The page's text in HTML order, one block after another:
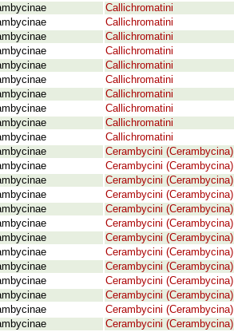
Callichromatini
Callichromatini
Callichromatini
Callichromatini
Callichromatini
Callichromatini
Callichromatini
Callichromatini
Callichromatini
Callichromatini
Cerambycini (Cerambycina)
Cerambycini (Cerambycina)
Cerambycini (Cerambycina)
Cerambycini (Cerambycina)
Cerambycini (Cerambycina)
Cerambycini (Cerambycina)
Cerambycini (Cerambycina)
Cerambycini (Cerambycina)
Cerambycini (Cerambycina)
Cerambycini (Cerambycina)
Cerambycini (Cerambycina)
Cerambycini (Cerambycina)
Cerambycini (Cerambycina)